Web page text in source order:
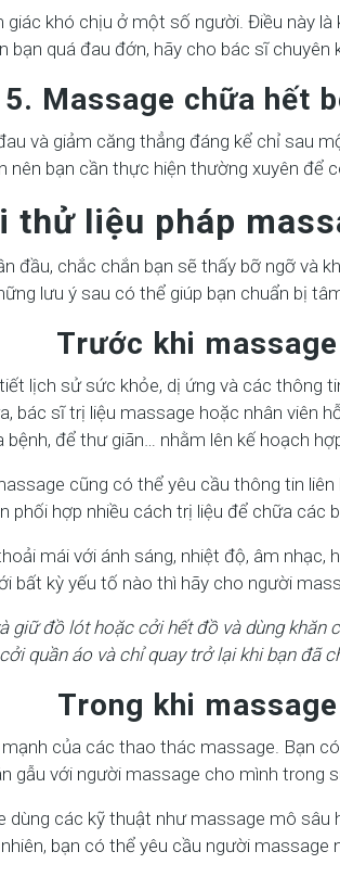
khó chịu ở một số người. Điều này
bạn quá đau đớn, hãy cho bác sĩ
5. Massage chữa hết
và giảm căng thẳng đáng kể chỉ sau
nên bạn cần thực hiện thường xuyên để
thử liệu pháp
đầu, chắc chắn bạn sẽ thấy bỡ ngỡ và
lưu ý sau có thể giúp bạn chuẩn bị
Trước khi massage
lịch sử sức khỏe, dị ứng và các thông
bác sĩ trị liệu massage hoặc nhân viên
bệnh, để thư giãn… nhằm lên kế hoạch
cũng có thể yêu cầu thông tin
phối hợp nhiều cách trị liệu để chữa các
mái với ánh sáng, nhiệt độ, âm
bất kỳ yếu tố nào thì hãy cho người
giữ đồ lót hoặc cởi hết đồ và dùng
quần áo và chỉ quay trở lại khi bạn đã
Trong khi massage
của các thao thác massage. Bạn
gẫu với người massage cho mình trong
dùng các kỹ thuật như massage mô
bạn có thể yêu cầu người massage